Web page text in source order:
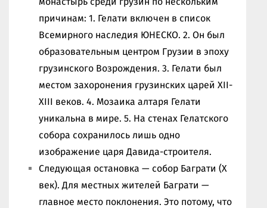
причинам: 1. Гелати включен в список
Всемирного наследия ЮНЕСКО. 2. Он был
образовательным центром Грузии в эпоху
грузинского Возрождения. 3. Гелати был
местом захоронения грузинских царей XII-
XIII веков. 4. Мозаика алтаря Гелати
уникальна в мире. 5. На стенах Гелатского
собора сохранилось лишь одно
изображение царя Давида-строителя.
Следующая остановка — собор Баграти (X
век). Для местных жителей Баграти —
главное место поклонения. Это потому, что